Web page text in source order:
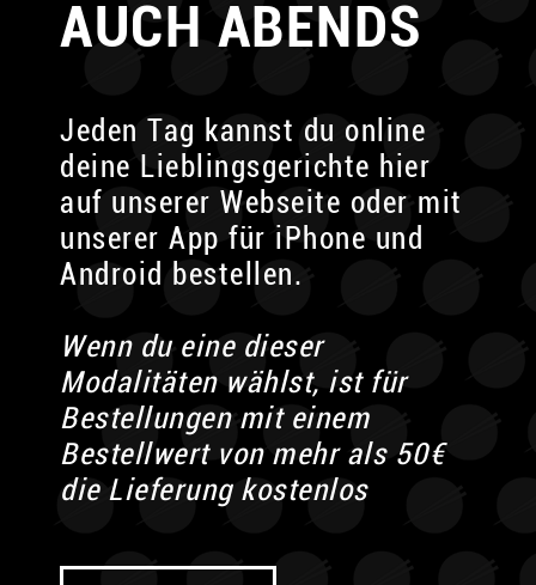
AUCH ABENDS
Jeden Tag kannst du online
deine Lieblingsgerichte hier
auf unserer Webseite oder mit
unserer App für iPhone und
Android bestellen.
Wenn du eine dieser
Modalitäten wählst, ist für
Bestellungen mit einem
Bestellwert von mehr als 50€
die Lieferung kostenlos